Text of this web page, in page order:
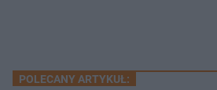
POLECANY ARTYKUŁ: